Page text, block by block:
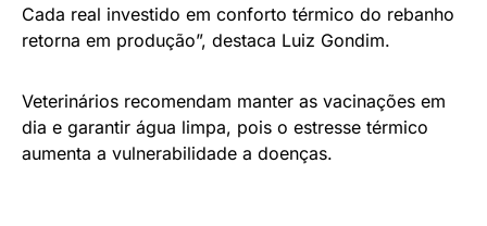
Cada real investido em conforto térmico do rebanho
retorna em produção”, destaca Luiz Gondim.
Veterinários recomendam manter as vacinações em
dia e garantir água limpa, pois o estresse térmico
aumenta a vulnerabilidade a doenças.